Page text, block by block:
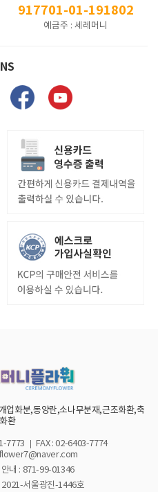
917701-01-191802
예금주 : 세레머니
업화분,동양란,소나무분재,근조화환,축
환
7773
FAX : 02-6403-7774
내 : 871-99-01346
서울광진-1446호